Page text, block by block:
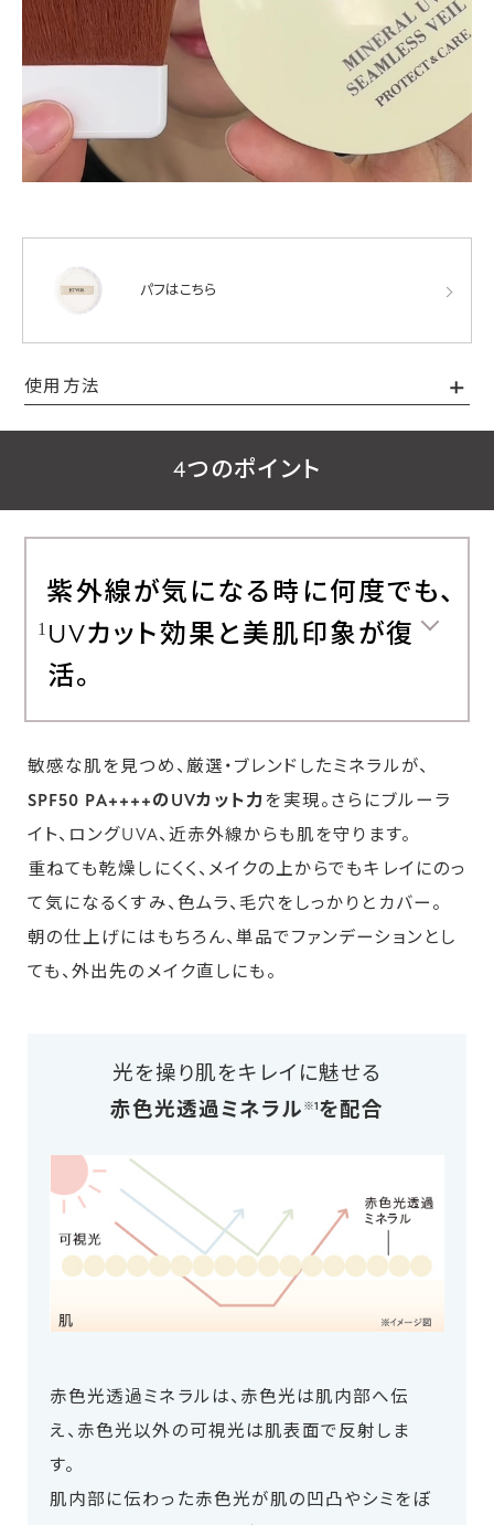
パフはこちら
使用方法
4つのポイント
1
紫外線が気になる時に何度でも、
UVカット効果と美肌印象が復
活。
敏感な肌を見つめ、厳選・ブレンドしたミネラルが、
SPF50 PA++++のUVカット力 を実現。さらにブルーラ
イト、ロングUVA、近赤外線からも肌を守ります。
重ねても乾燥しにくく、メイクの上からでもキレイにのっ
て気になるくすみ、色ムラ、毛穴をしっかりとカバー。
朝の仕上げにはもちろん、単品でファンデーションとし
ても、外出先のメイク直しにも。
光を操り肌をキレイに魅せる
赤色光透過ミネラル ※1を配合
赤色光透過ミネラルは、赤色光は肌内部へ伝
え、赤色光以外の可視光は肌表面で反射しま
す。
肌内部に伝わった赤色光が肌の凹凸やシミをぼ